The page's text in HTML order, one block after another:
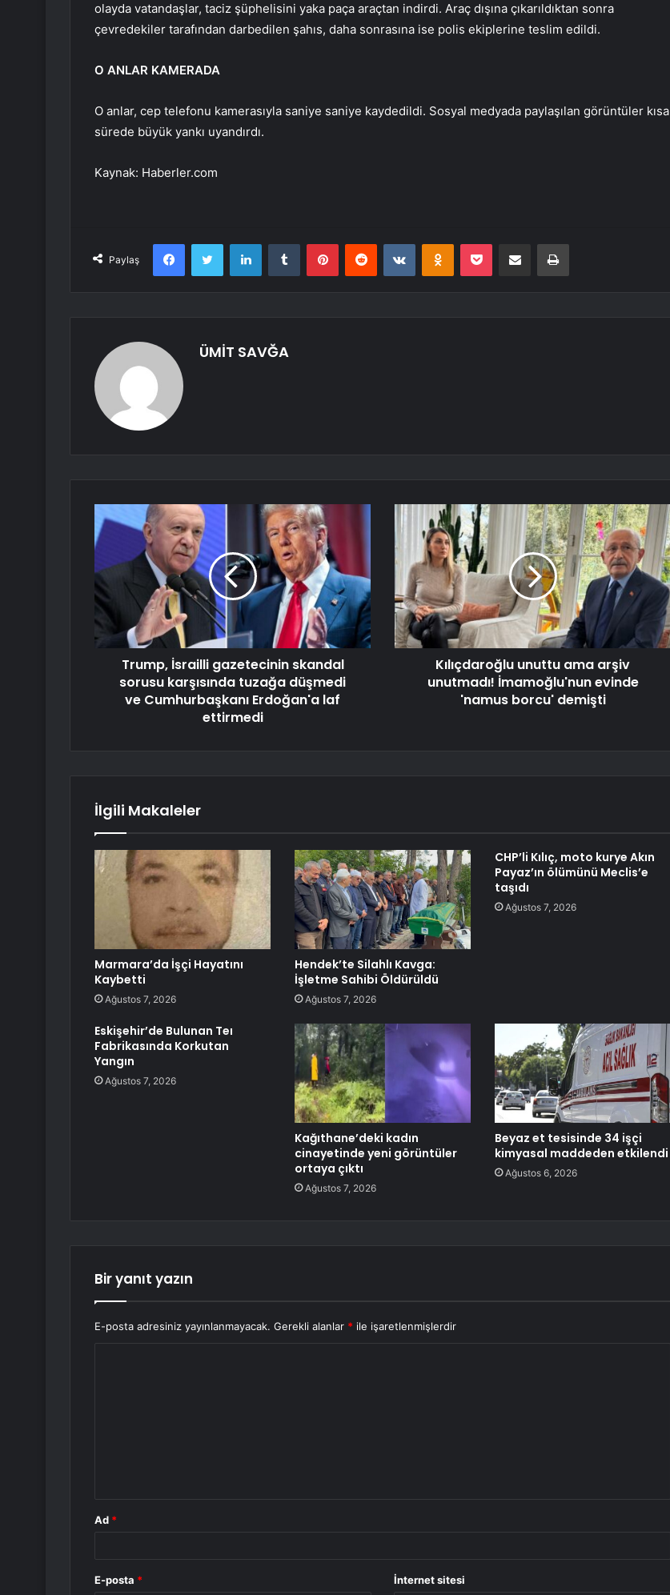
olayda vatandaşlar, taciz şüphelisini yaka paça araçtan indirdi. Araç dışına çıkarıldıktan sonra
çevredekiler tarafından darbedilen şahıs, daha sonrasına ise polis ekiplerine teslim edildi.
O ANLAR KAMERADA
O anlar, cep telefonu kamerasıyla saniye saniye kaydedildi. Sosyal medyada paylaşılan görüntüler kısa
sürede büyük yankı uyandırdı.
Kaynak: Haberler.com
Paylaş
FacebookTwitter LinkedInTumblr PinterestReddit VKontakteOdnoklassniki
Pocket E-Posta ile paylaş Yazdır
ÜMİT SAVĞA
Trump, İsrailli gazetecinin skandal
sorusu karşısında tuzağa düşmedi
ve Cumhurbaşkanı Erdoğan'a laf
ettirmedi
Kılıçdaroğlu unuttu ama arşiv
unutmadı! İmamoğlu'nun evinde
'namus borcu' demişti
İlgili Makaleler
Marmara’da İşçi Hayatını
Kaybetti
Ağustos 7, 2026
Hendek’te Silahlı Kavga:
İşletme Sahibi Öldürüldü
Ağustos 7, 2026
CHP’li Kılıç, moto kurye Akın
Payaz’ın ölümünü Meclis’e
taşıdı
Ağustos 7, 2026
Eskişehir’de Bulunan Teı
Fabrikasında Korkutan
Yangın
Ağustos 7, 2026
Kağıthane’deki kadın
cinayetinde yeni görüntüler
ortaya çıktı
Ağustos 7, 2026
Beyaz et tesisinde 34 işçi
kimyasal maddeden etkilendi
Ağustos 6, 2026
Bir yanıt yazın
E-posta adresiniz yayınlanmayacak. Gerekli alanlar * ile işaretlenmişlerdir
Ad *
E-posta * İnternet sitesi